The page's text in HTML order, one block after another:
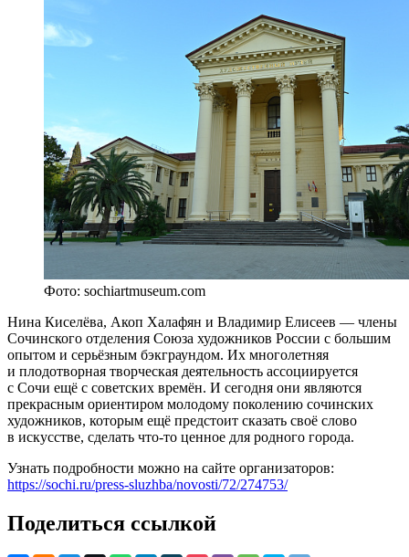
Фото: sochiartmuseum.com
Нина Киселёва, Акоп Халафян и Владимир Елисеев — члены
Сочинского отделения Союза художников России с большим
опытом и серьёзным бэкграундом. Их многолетняя
и плодотворная творческая деятельность ассоциируется
с Сочи ещё с советских времён. И сегодня они являются
прекрасным ориентиром молодому поколению сочинских
художников, которым ещё предстоит сказать своё слово
в искусстве, сделать что-то ценное для родного города.
Узнать подробности можно на сайте организаторов:
https://sochi.ru/press-sluzhba/novosti/72/274753/
Поделиться ссылкой